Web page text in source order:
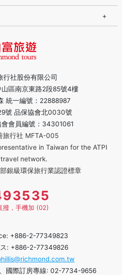
行社股份有限公司
區南京東路2段85號4樓
統一編號：22888987
號 品保協會北0030號
會會員編號：34301061
旅行社 MFTA-005
in Taiwan for the ATPI
network.
銀級環保旅行業認證標章
撥，手機加 (02)
+886-2-77349823
: +886-2-77349826
國際訂房專線: 02-7734-9656